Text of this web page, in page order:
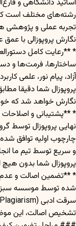
اساتید دانشگاهی و
رشته‌های مختلف است
تجربه عملی و
نگارش پروپوزالی با
ساختارها، فرمت‌ها و
آزاد، پیام نور، علمی
پروپوزال شما دقیقا
نگارش خواهد شد که
نهایی پروپوزال توسط
چارچوب اولیه توافق
و سریع توسط تیم ما
پروپوزال شما بدون
* **تضمین اصالت و عدم
شده توسط موسسه سبز
تشخیص اصالت، این